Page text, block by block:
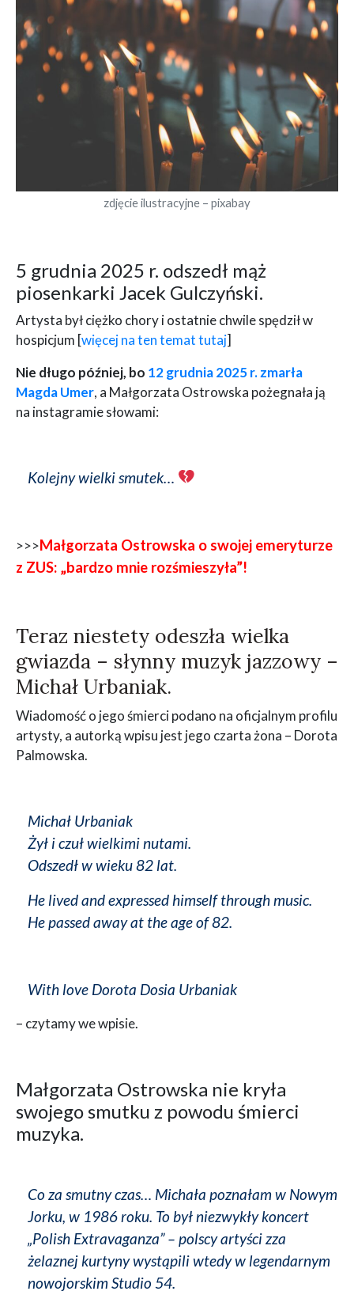
zdjęcie ilustracyjne – pixabay
5 grudnia 2025 r. odszedł mąż
piosenkarki Jacek Gulczyński.
Artysta był ciężko chory i ostatnie chwile spędził w
hospicjum [więcej na ten temat tutaj]
Nie długo później, bo 12 grudnia 2025 r. zmarła
Magda Umer, a Małgorzata Ostrowska pożegnała ją
na instagramie słowami:
Kolejny wielki smutek…
>>>Małgorzata Ostrowska o swojej emeryturze
z ZUS: „bardzo mnie rozśmieszyła”!
Teraz niestety odeszła wielka
gwiazda – słynny muzyk jazzowy –
Michał Urbaniak.
Wiadomość o jego śmierci podano na oficjalnym profilu
artysty, a autorką wpisu jest jego czarta żona – Dorota
Palmowska.
Michał Urbaniak
Żył i czuł wielkimi nutami.
Odszedł w wieku 82 lat.
He lived and expressed himself through music.
He passed away at the age of 82.
With love Dorota Dosia Urbaniak
– czytamy we wpisie.
Małgorzata Ostrowska nie kryła
swojego smutku z powodu śmierci
muzyka.
Co za smutny czas… Michała poznałam w Nowym
Jorku, w 1986 roku. To był niezwykły koncert
„Polish Extravaganza” – polscy artyści zza
żelaznej kurtyny wystąpili wtedy w legendarnym
nowojorskim Studio 54.